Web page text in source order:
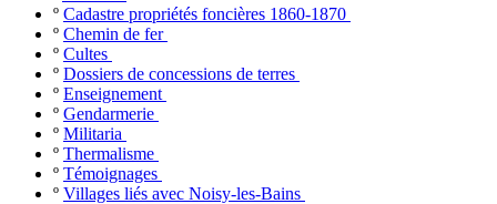
º Cadastre propriétés foncières 1860-1870
º Chemin de fer
º Cultes
º Dossiers de concessions de terres
º Enseignement
º Gendarmerie
º Militaria
º Thermalisme
º Témoignages
º Villages liés avec Noisy-les-Bains